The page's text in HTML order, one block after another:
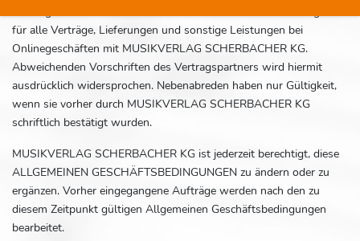
für alle Verträge, Lieferungen und sonstige Leistungen bei
Onlinegeschäften mit MUSIKVERLAG SCHERBACHER KG.
Abweichenden Vorschriften des Vertragspartners wird hiermit
ausdrücklich widersprochen. Nebenabreden haben nur Gültigkeit,
wenn sie vorher durch MUSIKVERLAG SCHERBACHER KG
schriftlich bestätigt wurden.
MUSIKVERLAG SCHERBACHER KG ist jederzeit berechtigt, diese
ALLGEMEINEN GESCHÄFTSBEDINGUNGEN zu ändern oder zu
ergänzen. Vorher eingegangene Aufträge werden nach den zu
diesem Zeitpunkt gültigen Allgemeinen Geschäftsbedingungen
bearbeitet.